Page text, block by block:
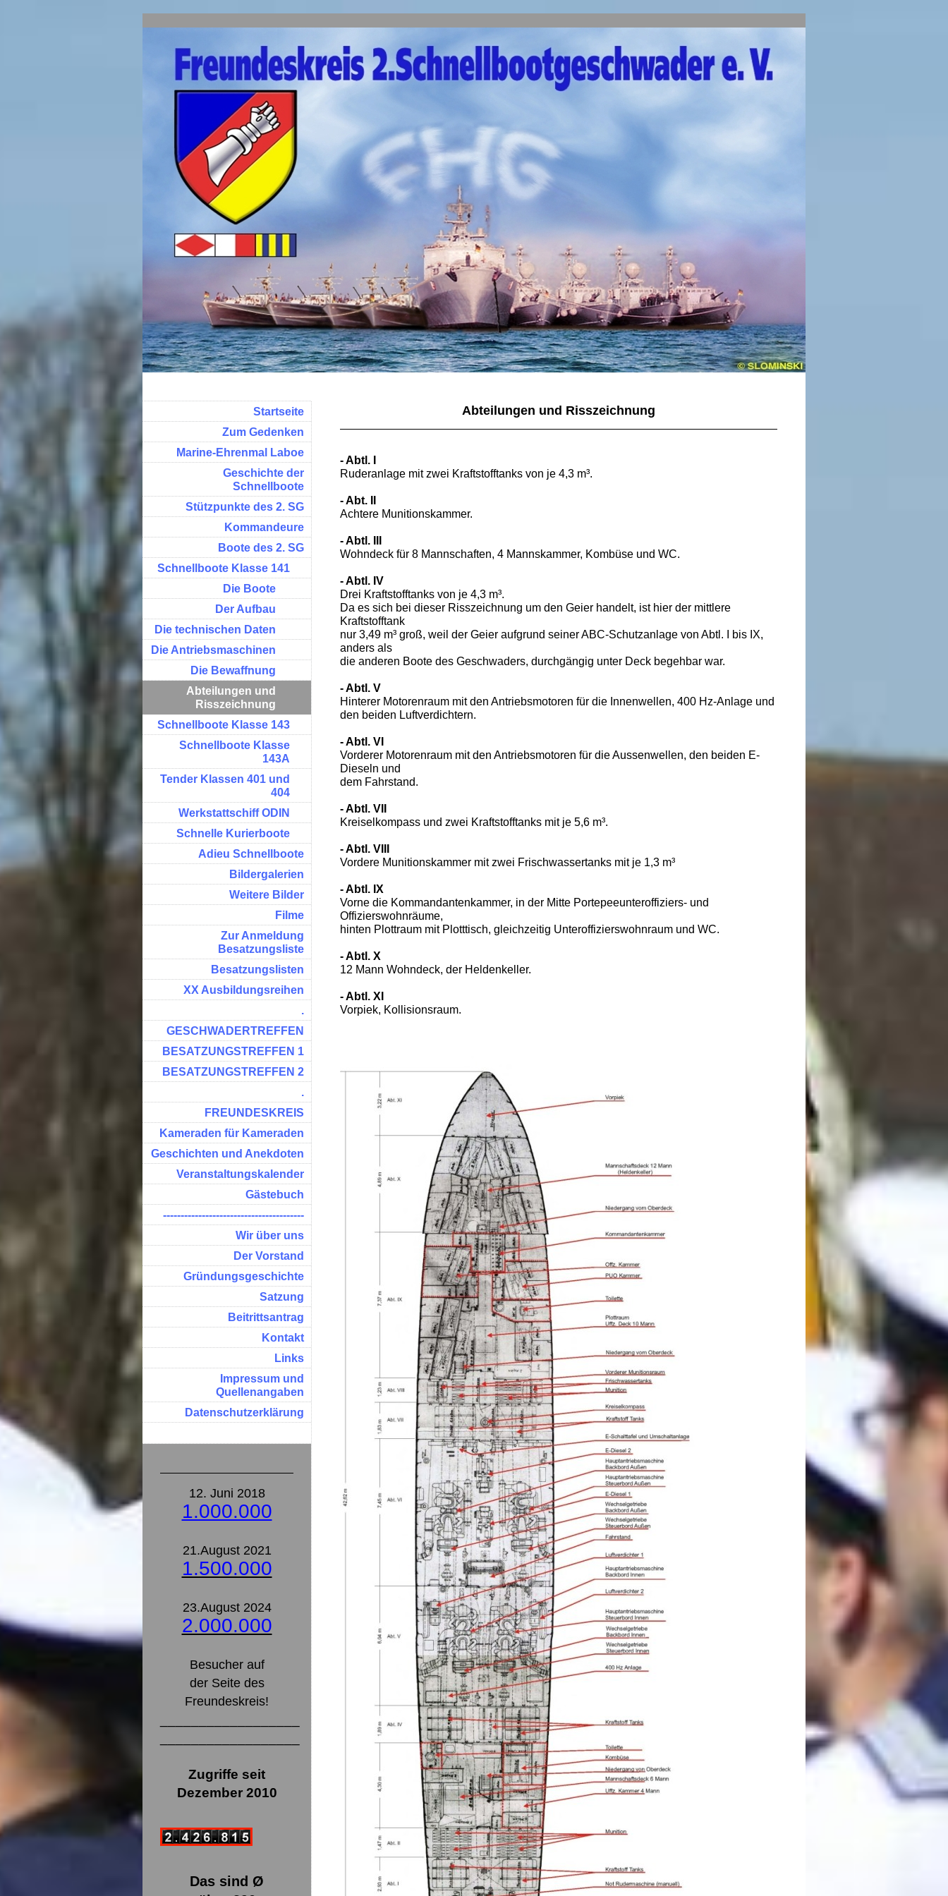
Abteilungen und Risszeichnung
- Abtl. I
Ruderanlage mit zwei Kraftstofftanks von je 4,3 m³.
- Abt. II
Achtere Munitionskammer.
- Abtl. III
Wohndeck für 8 Mannschaften, 4 Mannskammer, Kombüse und WC.
- Abtl. IV
Drei Kraftstofftanks von je 4,3 m³.
Da es sich bei dieser Risszeichnung um den Geier handelt, ist hier der mittlere
Kraftstofftank
nur 3,49 m³ groß, weil der Geier aufgrund seiner ABC-Schutzanlage von Abtl. I bis IX,
anders als
die anderen Boote des Geschwaders, durchgängig unter Deck begehbar war.
- Abtl. V
Hinterer Motorenraum mit den Antriebsmotoren für die Innenwellen, 400 Hz-Anlage und
den beiden Luftverdichtern.
- Abtl. VI
Vorderer Motorenraum mit den Antriebsmotoren für die Aussenwellen, den beiden E-
Dieseln und
dem Fahrstand.
- Abtl. VII
Kreiselkompass und zwei Kraftstofftanks mit je 5,6 m³.
- Abtl. VIII
Vordere Munitionskammer mit zwei Frischwassertanks mit je 1,3 m³
- Abtl. IX
Vorne die Kommandantenkammer, in der Mitte Portepeeunteroffiziers- und
Offizierswohnräume,
hinten Plottraum mit Plotttisch, gleichzeitig Unteroffizierswohnraum und WC.
- Abtl. X
12 Mann Wohndeck, der Heldenkeller.
- Abtl. XI
Vorpiek, Kollisionsraum.
Startseite
Zum Gedenken
Marine-Ehrenmal Laboe
Geschichte der
Schnellboote
Stützpunkte des 2. SG
Kommandeure
Boote des 2. SG
Schnellboote Klasse 141
Die Boote
Der Aufbau
Die technischen Daten
Die Antriebsmaschinen
Die Bewaffnung
Abteilungen und
Risszeichnung
Schnellboote Klasse 143
Schnellboote Klasse
143A
Tender Klassen 401 und
404
Werkstattschiff ODIN
Schnelle Kurierboote
Adieu Schnellboote
Bildergalerien
Weitere Bilder
Filme
Zur Anmeldung
Besatzungsliste
Besatzungslisten
XX Ausbildungsreihen
.
GESCHWADERTREFFEN
BESATZUNGSTREFFEN 1
BESATZUNGSTREFFEN 2
.
FREUNDESKREIS
Kameraden für Kameraden
Geschichten und Anekdoten
Veranstaltungskalender
Gästebuch
----------------------------------------
Wir über uns
Der Vorstand
Gründungsgeschichte
Satzung
Beitrittsantrag
Kontakt
Links
Impressum und
Quellenangaben
Datenschutzerklärung
12. Juni 2018
1.000.000
21.August 2021
1.500.000
23.August 2024
2.000.000
Besucher auf
der Seite des
Freundeskreis!
Zugriffe seit
Dezember 2010
Das sind Ø